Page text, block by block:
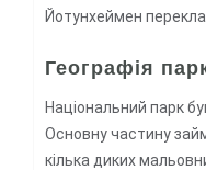
Йотунхеймен
Географія
Національний парк
Основну частину
кілька диких